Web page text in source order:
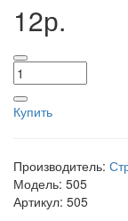
12р.
Купить
Производитель:
Модель: 505
Артикул: 505